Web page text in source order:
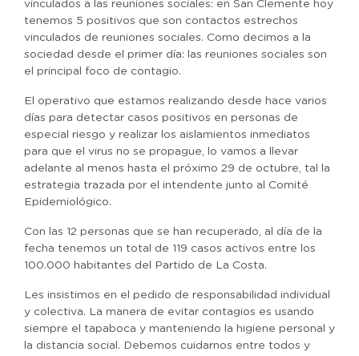
vinculados a las reuniones sociales: en San Clemente hoy
tenemos 5 positivos que son contactos estrechos
vinculados de reuniones sociales. Como decimos a la
sociedad desde el primer día: las reuniones sociales son
el principal foco de contagio.
El operativo que estamos realizando desde hace varios
días para detectar casos positivos en personas de
especial riesgo y realizar los aislamientos inmediatos
para que el virus no se propague, lo vamos a llevar
adelante al menos hasta el próximo 29 de octubre, tal la
estrategia trazada por el intendente junto al Comité
Epidemiológico.
Con las 12 personas que se han recuperado, al día de la
fecha tenemos un total de 119 casos activos entre los
100.000 habitantes del Partido de La Costa.
Les insistimos en el pedido de responsabilidad individual
y colectiva. La manera de evitar contagios es usando
siempre el tapaboca y manteniendo la higiene personal y
la distancia social. Debemos cuidarnos entre todos y